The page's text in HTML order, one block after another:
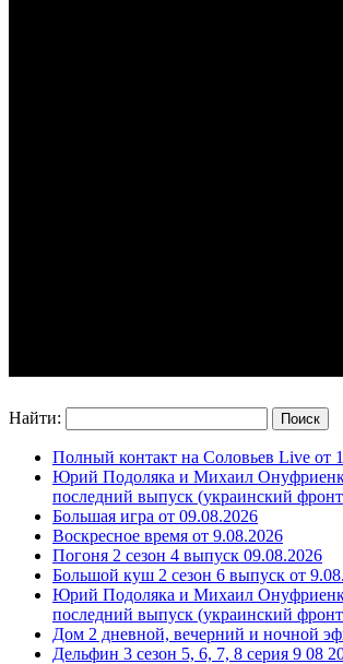
Найти:
Полный контакт на Соловьев Live от
Юрий Подоляка и Михаил
последний выпуск (украинский фронт
Большая игра от 09.08.2026
Воскресное время от 9.08.2026
Погоня 2 сезон 4 выпуск 09.08.2026
Большой куш 2 сезон 6 выпуск от
Юрий Подоляка и Михаил
последний выпуск (украинский фронт
Дом 2 дневной, вечерний и ночной
Дельфин 3 сезон 5, 6, 7, 8 серия 9 08